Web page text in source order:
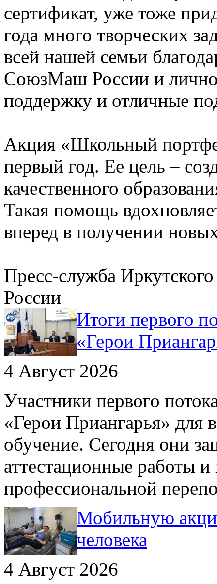
сертификат, уже тоже
года много творческих
всей нашей семьи
СоюзМаш России и лично
поддержку и отличные
Акция «Школьный
первый год. Ее цель –
качественного
Такая помощь
вперед в получении
Пресс-служба
России
Итоги первого
«Герои
4 Август 2026
Участники первого
«Герои Приангарья» для
обучение. Сегодня они
аттестационные работы
профессиональной
Мобильную
человека
4 Август 2026